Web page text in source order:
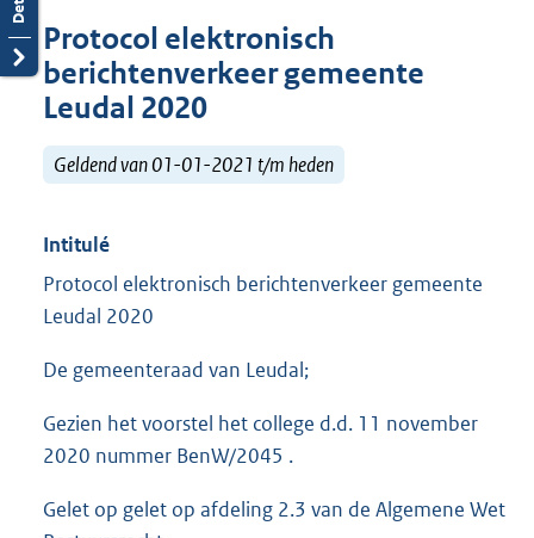
Protocol elektronisch
berichtenverkeer gemeente
Leudal 2020
Geldend van 01-01-2021 t/m heden
Intitulé
Protocol elektronisch berichtenverkeer gemeente
Leudal 2020
De gemeenteraad van Leudal;
Gezien het voorstel het college d.d. 11 november
2020 nummer BenW/2045 .
Gelet op gelet op afdeling 2.3 van de Algemene Wet